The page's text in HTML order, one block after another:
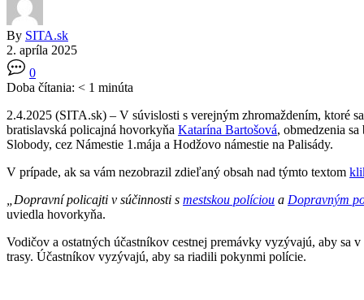
By SITA.sk
2. apríla 2025
0
Doba čítania: < 1 minúta
2.4.2025 (SITA.sk) – V súvislosti s verejným zhromaždením, ktoré
bratislavská policajná hovorkyňa Katarína Bartošová, obmedzenia
Slobody, cez Námestie 1.mája a Hodžovo námestie na Palisády.
V prípade, ak sa vám nezobrazil zdieľaný obsah nad týmto textom
„Dopravní policajti v súčinnosti s mestskou políciou a Dopravným
uviedla hovorkyňa.
Vodičov a ostatných účastníkov cestnej premávky vyzývajú, aby sa
trasy. Účastníkov vyzývajú, aby sa riadili pokynmi polície.